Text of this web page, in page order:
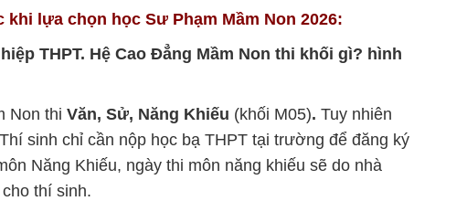
lựa chọn học Sư Phạm Mầm Non 2026:
THPT. Hệ Cao Đẳng Mầm Non thi khối gì? hình
Non thi Văn, Sử, Năng Khiếu (khối M05). Tuy nhiên
sinh chỉ cần nộp học bạ THPT tại trường để đăng ký
Năng Khiếu, ngày thi môn năng khiếu sẽ do nhà
thí sinh.